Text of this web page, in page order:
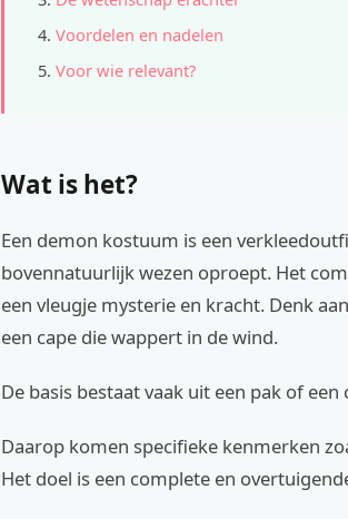
Voordelen en nadelen
Voor wie relevant?
Wat is het?
Een demon kostuum is een
bovennatuurlijk wezen oproept. Het
een vleugje mysterie en kracht. Denk
een cape die wappert in de wind.
De basis bestaat vaak uit een pak of
Daarop komen specifieke kenmerken
Het doel is een complete en